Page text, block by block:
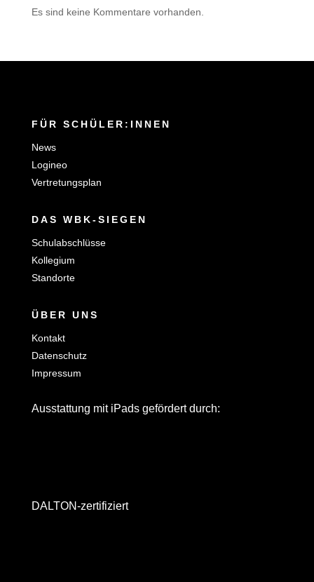
Es sind keine Kommentare vorhanden.
FÜR SCHÜLER:INNEN
News
Logineo
Vertretungsplan
DAS WBK-SIEGEN
Schulabschlüsse
Kollegium
Standorte
ÜBER UNS
Kontakt
Datenschutz
Impressum
Ausstattung mit iPads gefördert durch:
DALTON-zertifiziert